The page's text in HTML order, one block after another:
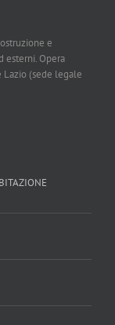
e
esterni. Opera
(sede legale